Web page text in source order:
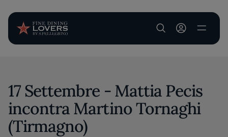
User account
17 Settembre - Mattia Pecis
incontra Martino Tornaghi
(Tirmagno)